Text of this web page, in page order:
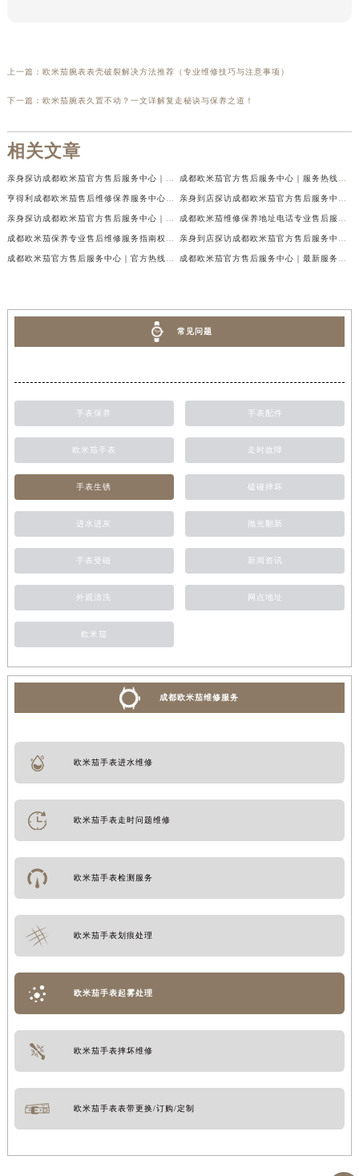
上一篇： 欧米茄腕表表壳破裂解决方法推荐（专业维修技巧与注意事项）
下一篇： 欧米茄腕表久置不动？一文详解复走秘诀与保养之道！
相关文章
亲身探访成都欧米茄官方售后服务中心｜地址与客服服务热线（2026年7月最新） 成都欧米茄官方售后服务中心｜服务热线及全部官方地址权威信息公示（2026年7月最新）
亨得利成都欧米茄售后维修保养服务中心权威公示（2026年7月最新） 亲身到店探访成都欧米茄官方售后服务中心｜最新电话与网点地址（2026年7月最新）
亲身探访成都欧米茄官方售后服务中心｜完整官方热线和详细地址（2026年7月最新） 成都欧米茄维修保养地址电话专业售后服务中心权威公示（2026年7月最新）
成都欧米茄保养专业售后维修服务指南权威公示（2026年7月最新） 亲身到店探访成都欧米茄官方售后服务中心｜最新地址及服务热线（2026年7月最新）
成都欧米茄官方售后服务中心｜官方热线及网点地址权威信息公示（2026年7月最新） 成都欧米茄官方售后服务中心｜最新服务电话及全部官方地址权威信息公示（2026年7月最新）
常见问题
手表保养 手表配件
欧米茄手表 走时故障
手表生锈 磕碰摔坏
进水进灰 抛光翻新
手表受磁 新闻资讯
外观清洗 网点地址
欧米茄
成都欧米茄维修服务
欧米茄手表进水维修
欧米茄手表走时问题维修
欧米茄手表检测服务
欧米茄手表划痕处理
欧米茄手表起雾处理
欧米茄手表摔坏维修
欧米茄手表表带更换/订购/定制